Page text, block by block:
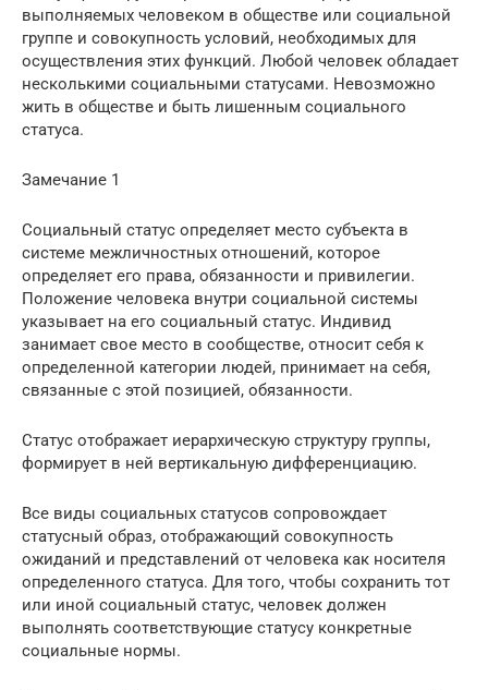
выполняемых человеком в обществе или социальной
группе и совокупность условий, необходимых для
осуществления этих функций. Любой человек обладает
несколькими социальными статусами. Невозможно
жить в обществе и быть лишенным социального
статуса.
Замечание 1
Социальный статус определяет место субъекта в
системе межличностных отношений, которое
определяет его права, обязанности и привилегии.
Положение человека внутри социальной системы
указывает на его социальный статус. Индивид
занимает свое место в сообществе, относит себя к
определенной категории людей, принимает на себя,
связанные с этой позицией, обязанности.
Статус отображает иерархическую структуру группы,
формирует в ней вертикальную дифференциацию.
Все виды социальных статусов сопровождает
статусный образ, отображающий совокупность
ожиданий и представлений от человека как носителя
определенного статуса. Для того, чтобы сохранить тот
или иной социальный статус, человек должен
выполнять соответствующие статусу конкретные
социальные нормы.